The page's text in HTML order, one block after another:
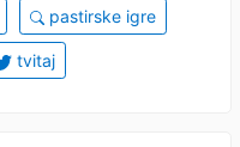
pastirske igre
tvitaj